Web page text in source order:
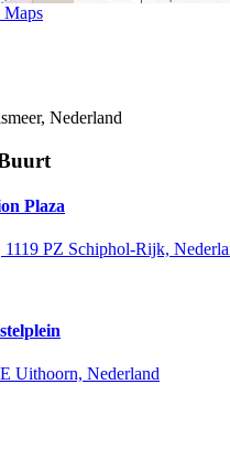
Nederland
Plaza
PZ Schiphol-Rijk,
Uithoorn, Nederland